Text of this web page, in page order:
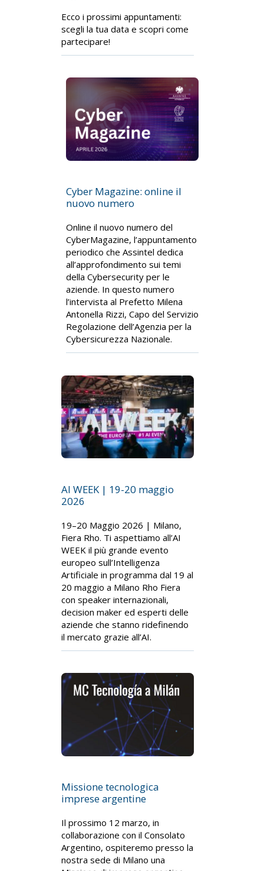
Ecco i prossimi appuntamenti:
scegli la tua data e scopri come
partecipare!
Cyber Magazine: online il
nuovo numero
Online il nuovo numero del
CyberMagazine, l’appuntamento
periodico che Assintel dedica
all’approfondimento sui temi
della Cybersecurity per le
aziende. In questo numero
l’intervista al Prefetto Milena
Antonella Rizzi, Capo del Servizio
Regolazione dell’Agenzia per la
Cybersicurezza Nazionale.
AI WEEK | 19-20 maggio
2026
19–20 Maggio 2026 | Milano,
Fiera Rho. Ti aspettiamo all’AI
WEEK il più grande evento
europeo sull’Intelligenza
Artificiale in programma dal 19 al
20 maggio a Milano Rho Fiera
con speaker internazionali,
decision maker ed esperti delle
aziende che stanno ridefinendo
il mercato grazie all’AI.
Missione tecnologica
imprese argentine
Il prossimo 12 marzo, in
collaborazione con il Consolato
Argentino, ospiteremo presso la
nostra sede di Milano una